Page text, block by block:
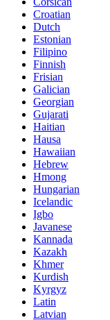
Croatian
Dutch
Estonian
Filipino
Finnish
Frisian
Galician
Georgian
Gujarati
Haitian
Hausa
Hawaiian
Hebrew
Hmong
Hungarian
Icelandic
Igbo
Javanese
Kannada
Kazakh
Khmer
Kurdish
Kyrgyz
Latin
Latvian